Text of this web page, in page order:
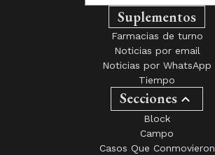
Suplementos
Farmacias de turno
Noticias por email
Noticias por WhatsApp
Tiempo
Secciones
Block
Campo
Casos Que Conmovieron